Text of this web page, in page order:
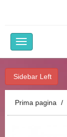
Sidebar Left
Prima pagina